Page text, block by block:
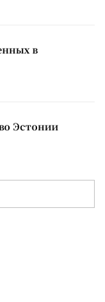
в
Эстонии